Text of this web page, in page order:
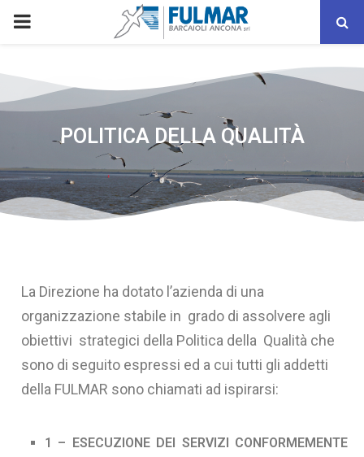
POLITICA DELLA QUALITÀ
La Direzione ha dotato l’azienda di una
organizzazione stabile in grado di assolvere agli
obiettivi strategici della Politica della Qualità che
sono di seguito espressi ed a cui tutti gli addetti
della FULMAR sono chiamati ad ispirarsi:
1 – ESECUZIONE DEI SERVIZI CONFORMEMENTE